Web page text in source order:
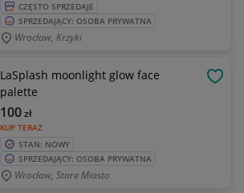
CZĘSTO SPRZEDAJE
SPRZEDAJĄCY: OSOBA PRYWATNA
Wrocław, Krzyki
LaSplash moonlight glow face
palette
KUP TERAZ
100zł
STAN: NOWY
SPRZEDAJĄCY: OSOBA PRYWATNA
Wrocław, Stare Miasto